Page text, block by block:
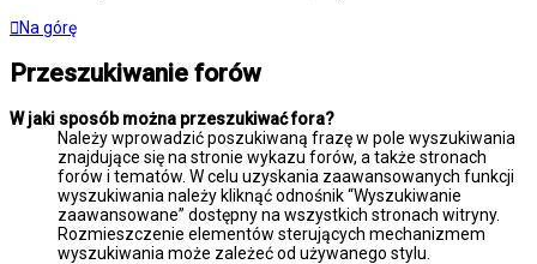
Na górę
Przeszukiwanie forów
W jaki sposób można przeszukiwać fora?
Należy wprowadzić poszukiwaną frazę w pole wyszukiwania
znajdujące się na stronie wykazu forów, a także stronach
forów i tematów. W celu uzyskania zaawansowanych funkcji
wyszukiwania należy kliknąć odnośnik “Wyszukiwanie
zaawansowane” dostępny na wszystkich stronach witryny.
Rozmieszczenie elementów sterujących mechanizmem
wyszukiwania może zależeć od używanego stylu.